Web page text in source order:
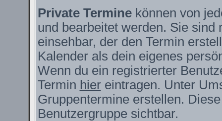
Private Terminekönnen von
und bearbeitet werden. Sie
einsehbar, der den Termin
Kalender als dein eigenes
Wenn du ein registrierter
Termin hiereintragen. Unter
Gruppentermine erstellen.
Benutzergruppe sichtbar.